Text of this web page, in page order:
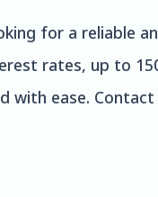
for a reliable
rates, up to
with ease.